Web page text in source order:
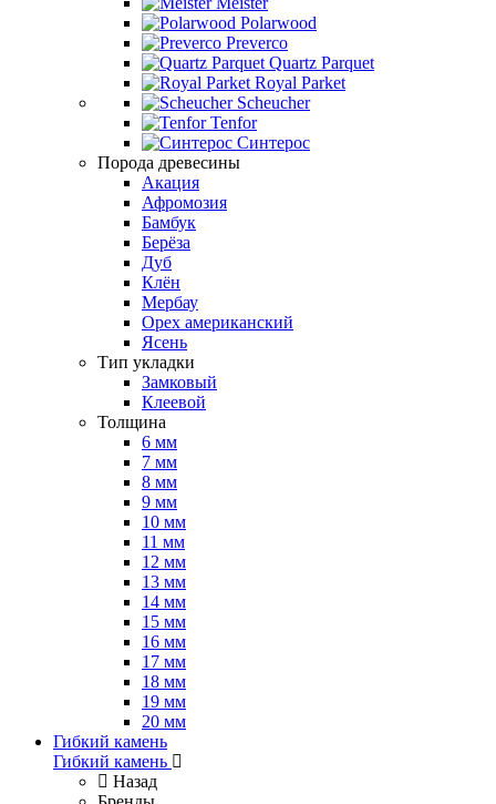
Polarwood
Preverco
Quartz Parquet
Royal Parket
Scheucher
Tenfor
Синтерос
Порода древесины
Акация
Афромозия
Бамбук
Берёза
Дуб
Клён
Мербау
Орех американский
Ясень
Тип укладки
Замковый
Клеевой
Толщина
6 мм
7 мм
8 мм
9 мм
10 мм
11 мм
12 мм
13 мм
14 мм
15 мм
16 мм
17 мм
18 мм
19 мм
20 мм
Гибкий камень
Гибкий камень
Назад